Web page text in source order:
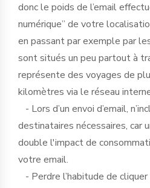
donc le poids de l’email
numérique” de votre
en passant par exemple par
sont situés un peu partout à
représente des voyages de
kilomètres via le réseau
- Lors d’un envoi d’email,
destinataires nécessaires, car
double l'impact de
votre email.
- Perdre l’habitude de